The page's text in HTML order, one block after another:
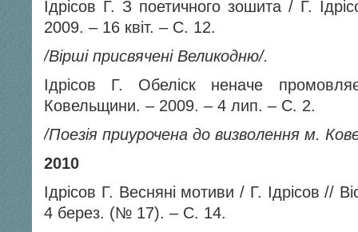
Ідрісов Г. З поетичного зошита / Г.
2009. – 16 квіт. – С. 12.
/Вірші присвячені Великодню/.
Ідрісов Г. Обеліск неначе
Ковельщини. – 2009. – 4 лип. – С. 2.
/Поезія приурочена до визволення м.
2010
Ідрісов Г. Весняні мотиви / Г. Ідрісов //
4 берез. (№ 17). – С. 14.